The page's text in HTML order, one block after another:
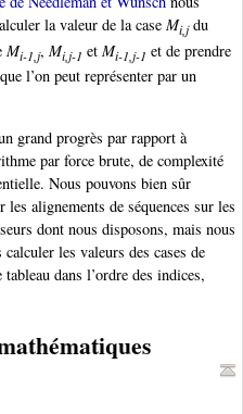
la valeur de la case Mi,jdu
Mi-1,j, Mi,j-1 et Mi-1,j-1 et de prendre
l’on peut représenter par un
grand progrès par rapport à
par force brute, de complexité
Nous pouvons bien sûr
les alignements de séquences sur les
dont nous disposons, mais nous
calculer les valeurs des cases de
tableau dans l’ordre des indices,